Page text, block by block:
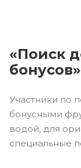
«Поиск
бонусов»
Участники по
бонусными
водой, для
специальные